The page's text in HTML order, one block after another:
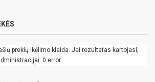
prekių ikėlimo klaida. Jei rezultatas kartojasi,
0 error